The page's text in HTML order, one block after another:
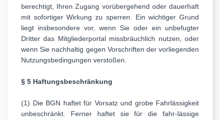
berechtigt, Ihren Zugang vorübergehend oder dauerhaft
mit sofortiger Wirkung zu sperren. Ein wichtiger Grund
liegt insbesondere vor, wenn Sie oder ein unbefugter
Dritter das Mitgliederportal missbräuchlich nutzen, oder
wenn Sie nachhaltig gegen Vorschriften der vorliegenden
Nutzungsbedingungen verstoßen.
§ 5 Haftungsbeschränkung
(1) Die BGN haftet für Vorsatz und grobe Fahrlässigkeit
unbeschränkt. Ferner haftet sie für die fahr-lässige